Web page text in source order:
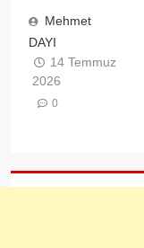
Mehmet
DAYI
14 Temmuz
2026
0